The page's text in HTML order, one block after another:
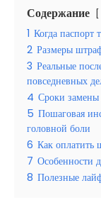
Содержание
1 Когда паспорт
2 Размеры
3 Реальные
повседневных
4 Сроки замены
5 Пошаговая
головной боли
6 Как оплатить
7 Особенности
8 Полезные